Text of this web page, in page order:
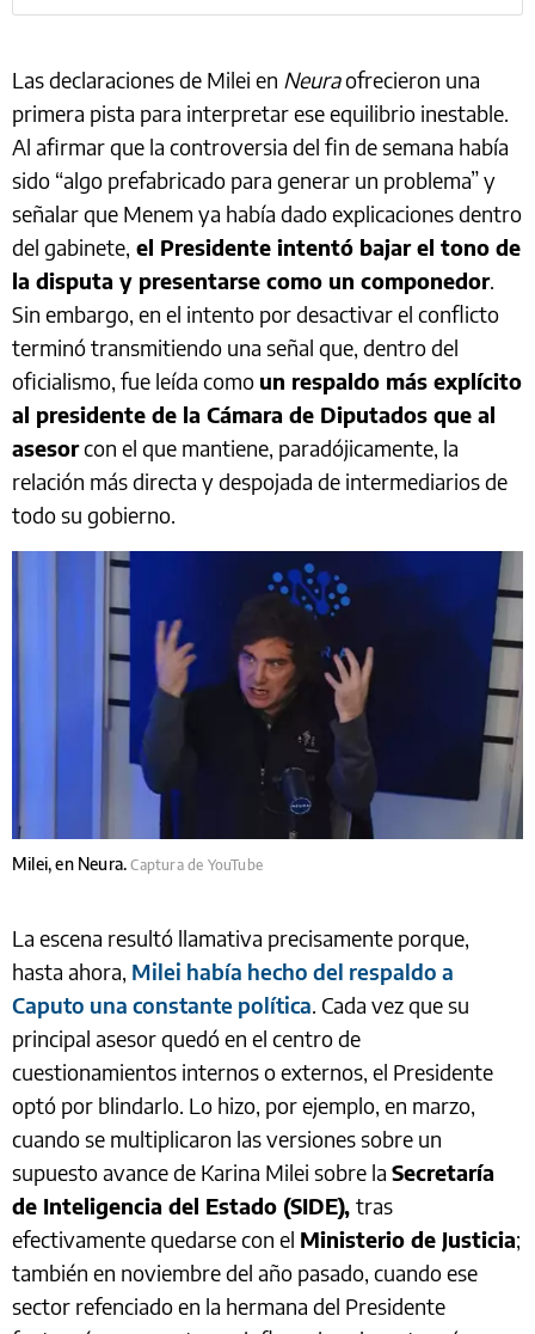
Las declaraciones de Milei en Neuraofrecieron una
primera pista para interpretar ese equilibrio inestable.
Al afirmar que la controversia del fin de semana había
sido “algo prefabricado para generar un problema” y
señalar que Menem ya había dado explicaciones dentro
del gabinete, el Presidente intentó bajar el tono de
la disputa y presentarse como un componedor.
Sin embargo, en el intento por desactivar el conflicto
terminó transmitiendo una señal que, dentro del
oficialismo, fue leída como un respaldo más explícito
al presidente de la Cámara de Diputados que al
asesorcon el que mantiene, paradójicamente, la
relación más directa y despojada de intermediarios de
todo su gobierno.
Milei, en Neura.Captura de YouTube
La escena resultó llamativa precisamente porque,
hasta ahora, Milei había hecho del respaldo a
Caputo una constante política. Cada vez que su
principal asesor quedó en el centro de
cuestionamientos internos o externos, el Presidente
optó por blindarlo. Lo hizo, por ejemplo, en marzo,
cuando se multiplicaron las versiones sobre un
supuesto avance de Karina Milei sobre la Secretaría
de Inteligencia del Estado (SIDE), tras
efectivamente quedarse con el Ministerio de Justicia;
también en noviembre del año pasado, cuando ese
sector refenciado en la hermana del Presidente